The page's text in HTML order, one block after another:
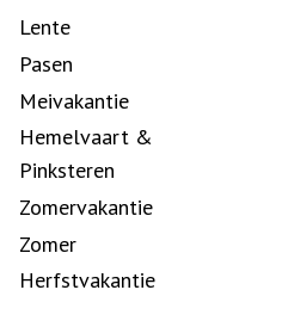
Lente
Pasen
Meivakantie
Hemelvaart &
Pinksteren
Zomervakantie
Zomer
Herfstvakantie